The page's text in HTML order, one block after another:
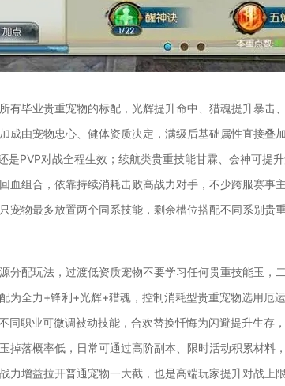
有毕业贵重宠物的标配，光辉提升命中、猎魂提升暴击
成由宠物忠心、健体资质决定，满级后基础属性直接叠
是PVP对战全程生效；续航类贵重技能甘霖、会神可提
血组合，依靠持续消耗击败高战力对手，不少跨服赛事
宠物最多放置两个同系技能，剩余槽位搭配不同系别贵
分配玩法，过渡低资质宠物不要学习任何贵重技能玉，
为全力+锋利+光辉+猎魂，控制消耗型贵重宠物选用厄
同职业可微调被动技能，合欢替换忏悔为闪避提升生存
掉落概率低，日常可通过高阶副本、限时活动积累材料
力增益拉开普通宠物一大截，也是高端玩家提升对战上限